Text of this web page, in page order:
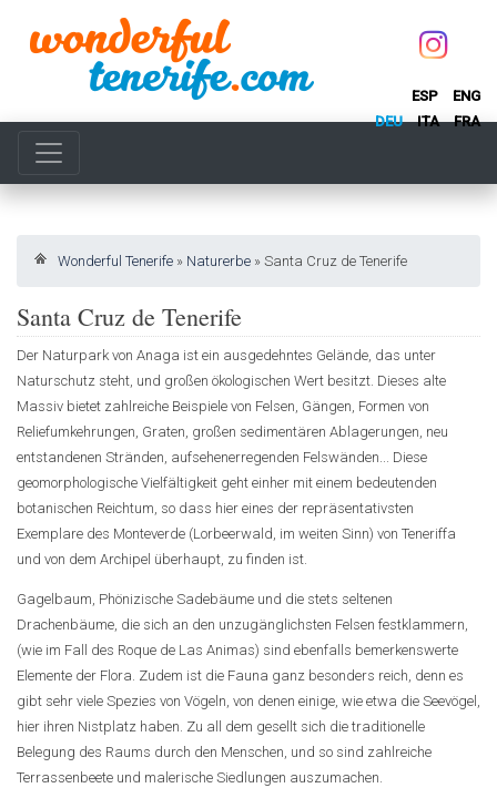
ESP
ENG
DEU
ITA FRA
Wonderful Tenerife » Naturerbe » Santa Cruz de Tenerife
Santa Cruz de Tenerife
Der Naturpark von Anaga ist ein ausgedehntes Gelände, das unter
Naturschutz steht, und großen ökologischen Wert besitzt. Dieses alte
Massiv bietet zahlreiche Beispiele von Felsen, Gängen, Formen von
Reliefumkehrungen, Graten, großen sedimentären Ablagerungen, neu
entstandenen Stränden, aufsehenerregenden Felswänden... Diese
geomorphologische Vielfältigkeit geht einher mit einem bedeutenden
botanischen Reichtum, so dass hier eines der repräsentativsten
Exemplare des Monteverde (Lorbeerwald, im weiten Sinn) von Teneriffa
und von dem Archipel überhaupt, zu finden ist.
Gagelbaum, Phönizische Sadebäume und die stets seltenen
Drachenbäume, die sich an den unzugänglichsten Felsen festklammern,
(wie im Fall des Roque de Las Animas) sind ebenfalls bemerkenswerte
Elemente der Flora. Zudem ist die Fauna ganz besonders reich, denn es
gibt sehr viele Spezies von Vögeln, von denen einige, wie etwa die Seevögel,
hier ihren Nistplatz haben. Zu all dem gesellt sich die traditionelle
Belegung des Raums durch den Menschen, und so sind zahlreiche
Terrassenbeete und malerische Siedlungen auszumachen.